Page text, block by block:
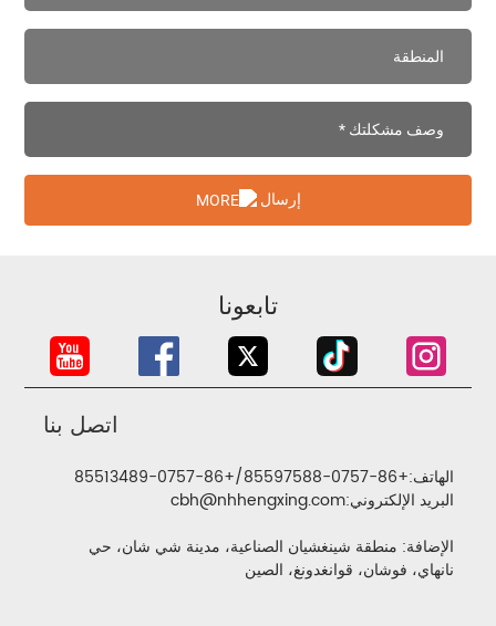
إرسال
تابعونا
اتصل بنا
الهاتف:+86-0757-85597588
/
+86-0757-85513489
البريد الإلكتروني:cbh@nhhengxing.com
الإضافة: منطقة شينغشيان الصناعية، مدينة شي شان، حي
نانهاي، فوشان، قوانغدونغ، الصين